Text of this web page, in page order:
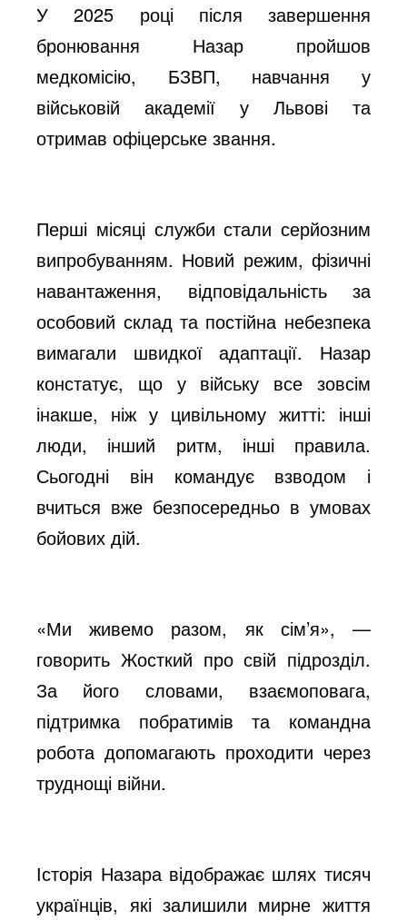
У 2025 році після завершення
бронювання Назар пройшов
медкомісію, БЗВП, навчання у
військовій академії у Львові та
отримав офіцерське звання.
Перші місяці служби стали серйозним
випробуванням. Новий режим, фізичні
навантаження, відповідальність за
особовий склад та постійна небезпека
вимагали швидкої адаптації. Назар
констатує, що у війську все зовсім
інакше, ніж у цивільному житті: інші
люди, інший ритм, інші правила.
Сьогодні він командує взводом і
вчиться вже безпосередньо в умовах
бойових дій.
«Ми живемо разом, як сім’я», —
говорить Жосткий про свій підрозділ.
За його словами, взаємоповага,
підтримка побратимів та командна
робота допомагають проходити через
труднощі війни.
Історія Назара відображає шлях тисяч
українців, які залишили мирне життя